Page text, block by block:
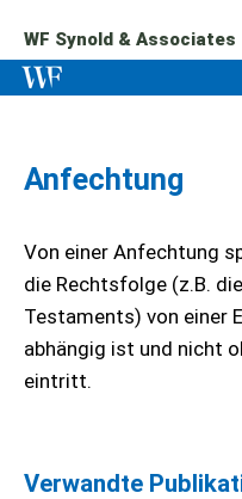
WF Synold & Associates
Anfechtung
Von einer Anfechtung
die Rechtsfolge (z.B.
Testaments) von einer
abhängig ist und nicht
eintritt.
Verwandte